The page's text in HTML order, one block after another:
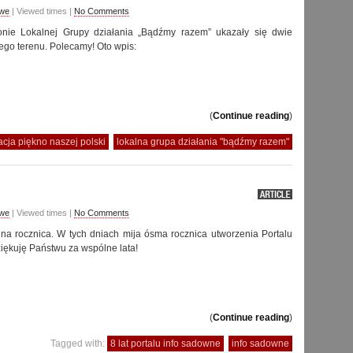
| Viewed times | No Comments
Lokalnej Grupy działania „Bądźmy razem” ukazały się dwie
terenu. Polecamy! Oto wpis:
(Continue reading)
piękno naszej polski lokalna grupa działania "bądźmy razem"
| Viewed times | No Comments
rocznica. W tych dniach mija ósma rocznica utworzenia Portalu
Państwu za wspólne lata!
(Continue reading)
Tagged with: 8 lat portalu info sadowne info sadowne